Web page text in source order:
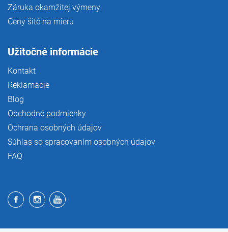
Záruka okamžitej výmeny
Ceny šité na mieru
Užitočné informácie
Kontakt
Reklamácie
Blog
Obchodné podmienky
Ochrana osobných údajov
Súhlas so spracovaním osobných údajov
FAQ